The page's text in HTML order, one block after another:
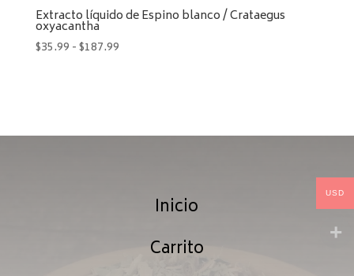
Extracto líquido de Espino blanco / Crataegus
oxyacantha
$35.99 -$187.99Rango
hasta
Inicio
Carrito
USD